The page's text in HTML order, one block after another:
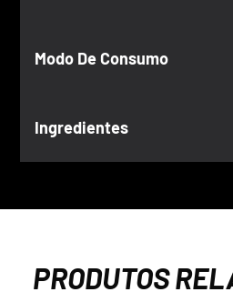
Modo De Consumo
Ingredientes
PRODUTOS